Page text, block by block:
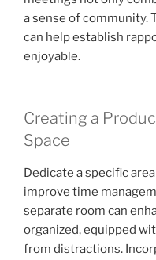
a sense of community.
can help establish
enjoyable.
Creating a
Space
Dedicate a specific
improve time
separate room can
organized, equipped
from distractions.